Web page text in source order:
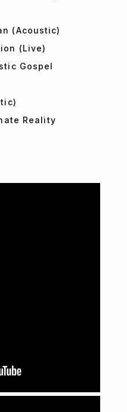
(Acoustic)
(Live)
Gospel
Reality